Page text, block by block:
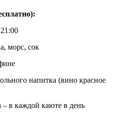
морс, сок
напитка (вино красное
– в каждой каюте в день